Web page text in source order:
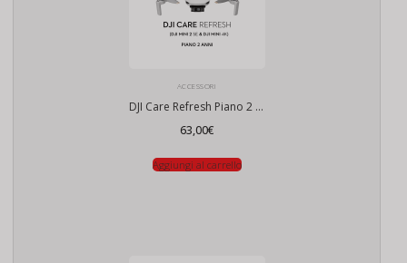
ACCESSORI
DJI Care Refresh Piano 2 Anni (Mini 2 SE & Mini 4K)
63,00€
Aggiungi al carrello